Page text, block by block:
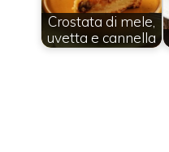
Crostata di mele,
uvetta e cannella